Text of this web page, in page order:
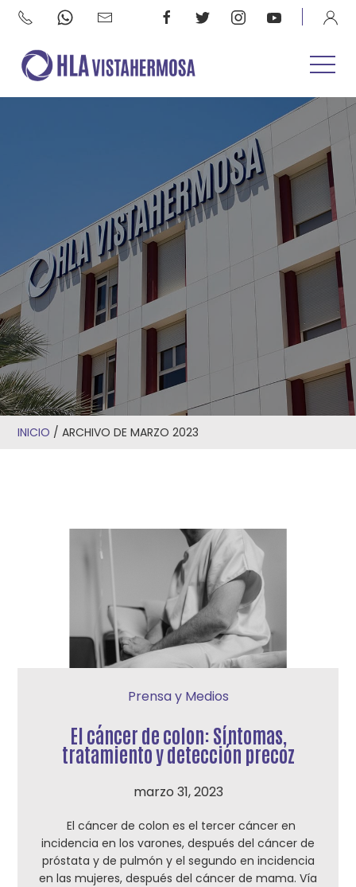
INICIO /ARCHIVO DE MARZO 2023
Prensa y Medios
El cáncer de colon: Síntomas,
tratamiento y detección precoz
marzo 31, 2023
El cáncer de colon es el tercer cáncer en
incidencia en los varones, después del cáncer de
próstata y de pulmón y el segundo en incidencia
en las mujeres, después del cáncer de mama. Vía